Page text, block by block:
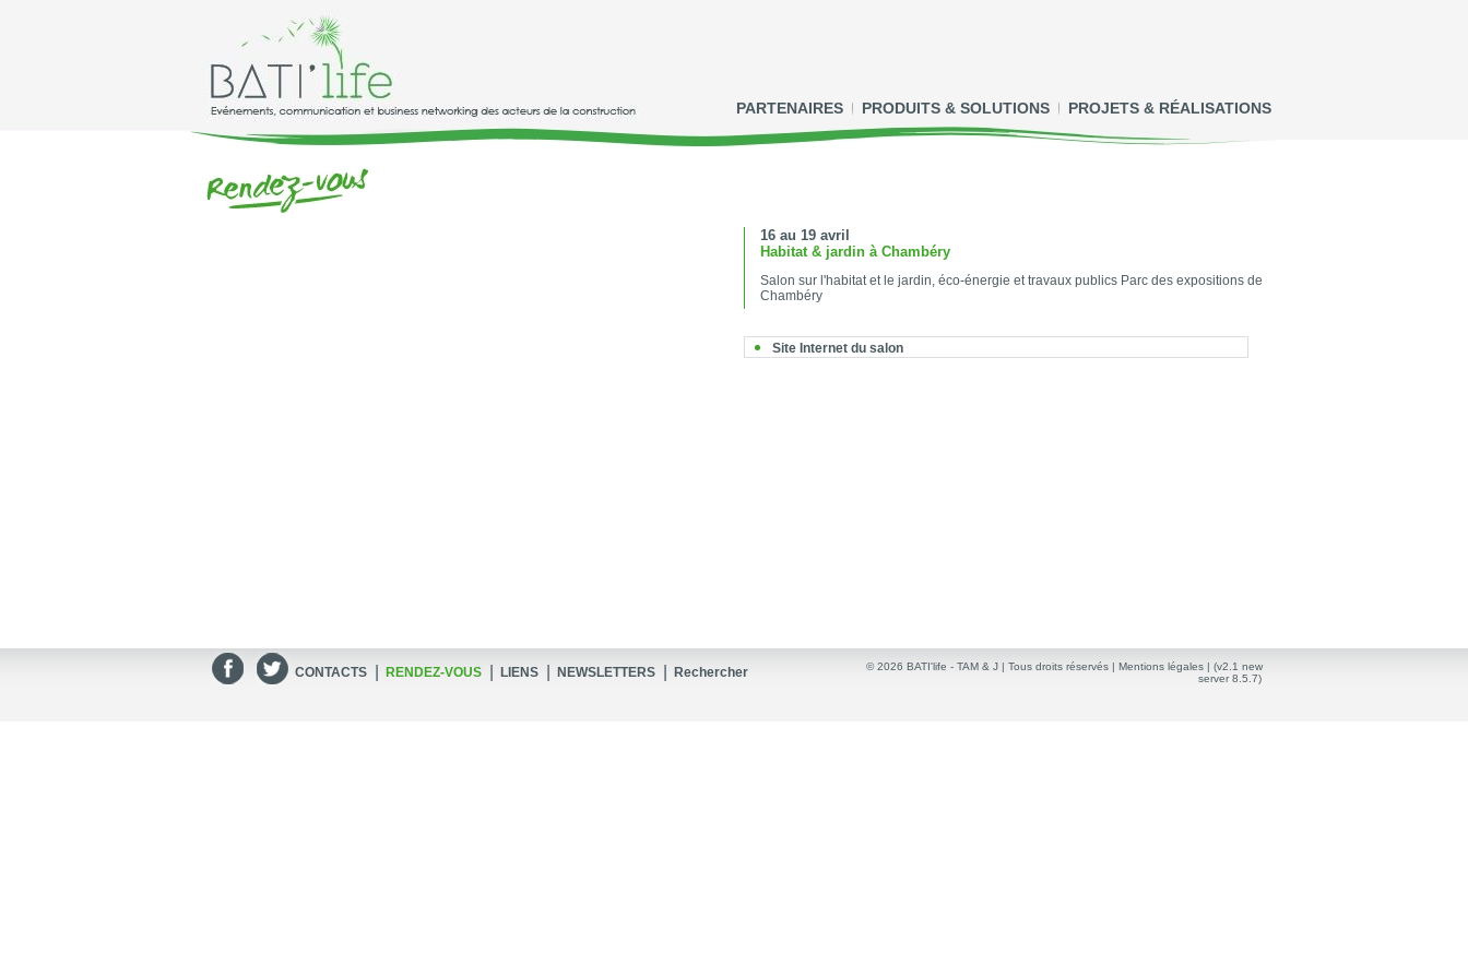
PARTENAIRES PRODUITS & SOLUTIONS PROJETS & RÉALISATIONS
16 au 19 avril
Habitat & jardin à Chambéry
Salon sur l'habitat et le jardin, éco-énergie et travaux publics Parc des expositions de
Chambéry
Site Internet du salon
CONTACTS RENDEZ-VOUS LIENS NEWSLETTERS Rechercher © 2026 BATI'life - TAM & J | Tous droits réservés | Mentions légales | (v2.1 new
server 8.5.7)